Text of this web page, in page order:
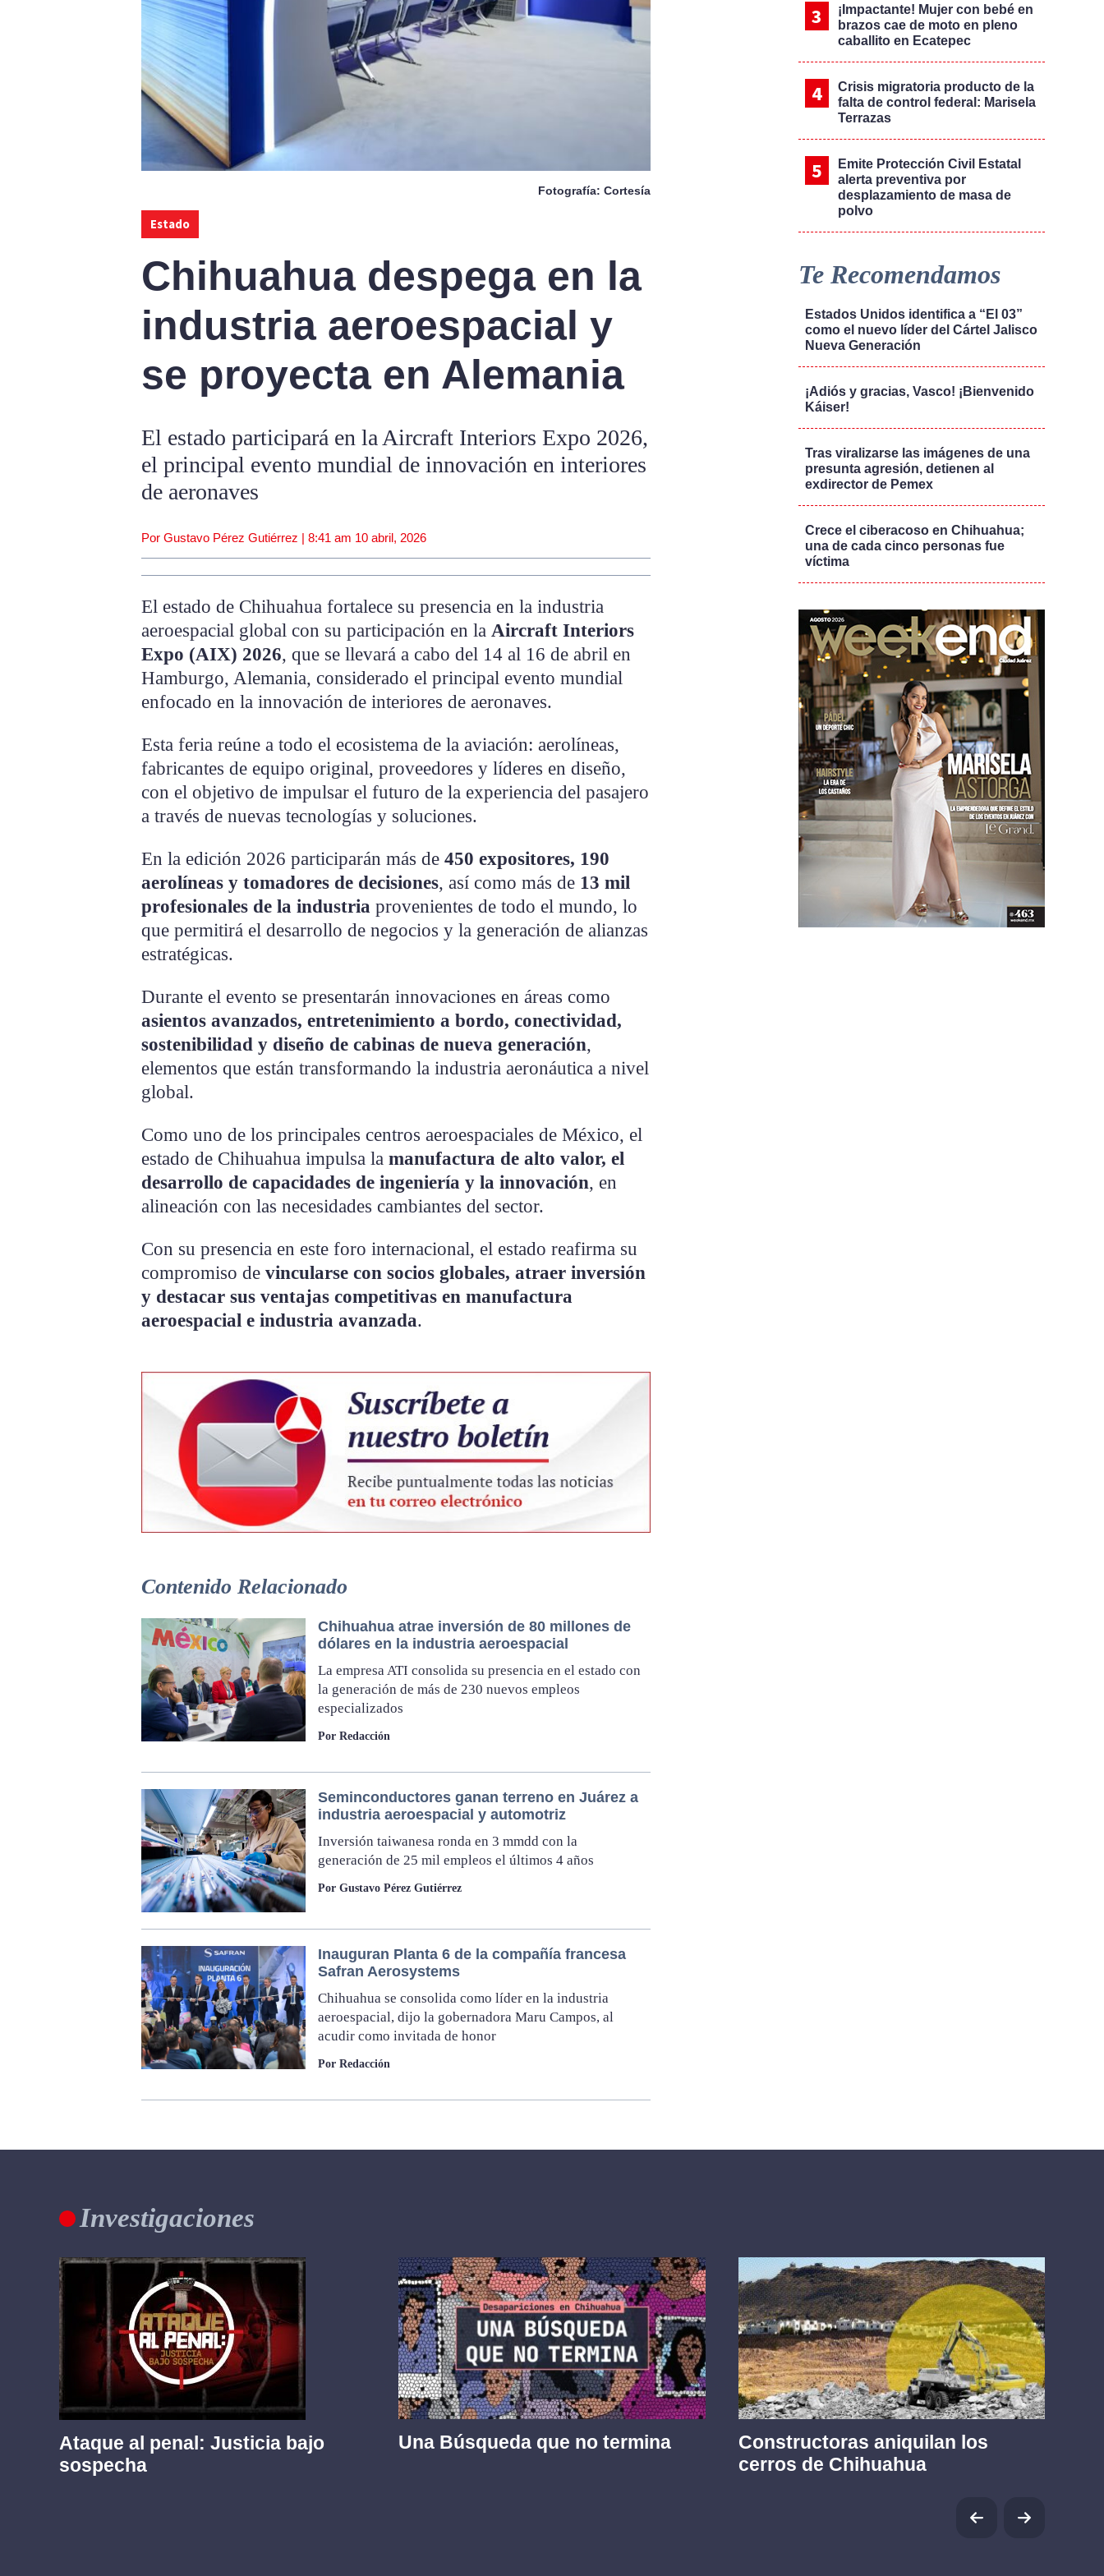
Fotografía: Cortesía
Estado
Chihuahua despega en la
industria aeroespacial y
se proyecta en Alemania
El estado participará en la Aircraft Interiors Expo 2026,
el principal evento mundial de innovación en interiores
de aeronaves
Por Gustavo Pérez Gutiérrez | 8:41 am 10 abril, 2026
El estado de Chihuahua fortalece su presencia en la industria
aeroespacial global con su participación en la Aircraft Interiors
Expo (AIX) 2026, que se llevará a cabo del 14 al 16 de abril en
Hamburgo, Alemania, considerado el principal evento mundial
enfocado en la innovación de interiores de aeronaves.
Esta feria reúne a todo el ecosistema de la aviación: aerolíneas,
fabricantes de equipo original, proveedores y líderes en diseño,
con el objetivo de impulsar el futuro de la experiencia del pasajero
a través de nuevas tecnologías y soluciones.
En la edición 2026 participarán más de 450 expositores, 190
aerolíneas y tomadores de decisiones, así como más de 13 mil
profesionales de la industria provenientes de todo el mundo, lo
que permitirá el desarrollo de negocios y la generación de alianzas
estratégicas.
Durante el evento se presentarán innovaciones en áreas como
asientos avanzados, entretenimiento a bordo, conectividad,
sostenibilidad y diseño de cabinas de nueva generación,
elementos que están transformando la industria aeronáutica a nivel
global.
Como uno de los principales centros aeroespaciales de México, el
estado de Chihuahua impulsa la manufactura de alto valor, el
desarrollo de capacidades de ingeniería y la innovación, en
alineación con las necesidades cambiantes del sector.
Con su presencia en este foro internacional, el estado reafirma su
compromiso de vincularse con socios globales, atraer inversión
y destacar sus ventajas competitivas en manufactura
aeroespacial e industria avanzada.
Contenido Relacionado
Chihuahua atrae inversión de 80 millones de
dólares en la industria aeroespacial
La empresa ATI consolida su presencia en el estado con
la generación de más de 230 nuevos empleos
especializados
Por Redacción
Seminconductores ganan terreno en Juárez a
industria aeroespacial y automotriz
Inversión taiwanesa ronda en 3 mmdd con la
generación de 25 mil empleos el últimos 4 años
Por Gustavo Pérez Gutiérrez
Inauguran Planta 6 de la compañía francesa
Safran Aerosystems
Chihuahua se consolida como líder en la industria
aeroespacial, dijo la gobernadora Maru Campos, al
acudir como invitada de honor
Por Redacción
¡Impactante! Mujer con bebé en
brazos cae de moto en pleno
caballito en Ecatepec
Crisis migratoria producto de la
falta de control federal: Marisela
Terrazas
Emite Protección Civil Estatal
alerta preventiva por
desplazamiento de masa de
polvo
Te Recomendamos
Estados Unidos identifica a “El 03”
como el nuevo líder del Cártel Jalisco
Nueva Generación
¡Adiós y gracias, Vasco! ¡Bienvenido
Káiser!
Tras viralizarse las imágenes de una
presunta agresión, detienen al
exdirector de Pemex
Crece el ciberacoso en Chihuahua;
una de cada cinco personas fue
víctima
Investigaciones
Ataque al penal: Justicia bajo
sospecha
Una Búsqueda que no termina
Constructoras aniquilan los
cerros de Chihuahua